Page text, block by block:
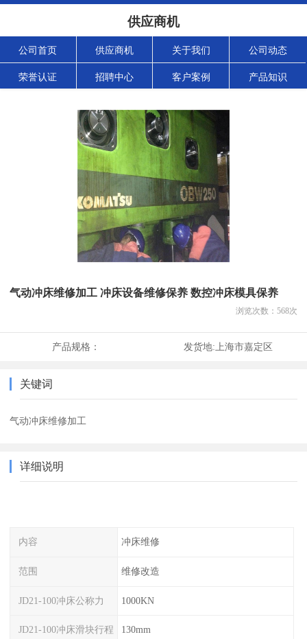
供应商机
公司首页 供应商机 关于我们 公司动态
荣誉认证 招聘中心 客户案例 产品知识
气动冲床维修加工 冲床设备维修保养 数控冲床模具保养
浏览次数： 568次
产品规格： 发货地: 上海市嘉定区
关键词
气动冲床维修加工
详细说明
内容 冲床维修
范围 维修改造
JD21-100冲床公称力 1000KN
JD21-100冲床滑块行程 130mm